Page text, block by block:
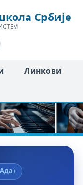
Србије
Линкови